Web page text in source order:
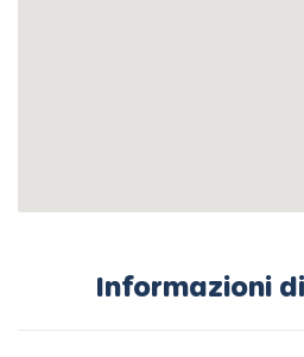
Informazioni